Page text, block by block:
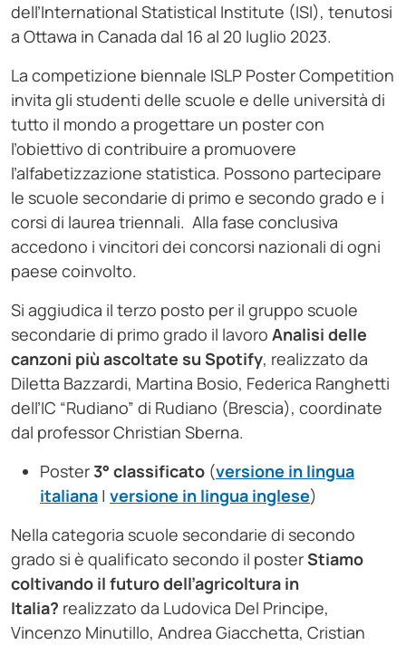
dell’International Statistical Institute (ISI), tenutosi
a Ottawa in Canada dal 16 al 20 luglio 2023.
La competizione biennale ISLP Poster Competition
invita gli studenti delle scuole e delle università di
tutto il mondo a progettare un poster con
l’obiettivo di contribuire a promuovere
l’alfabetizzazione statistica. Possono partecipare
le scuole secondarie di primo e secondo grado e i
corsi di laurea triennali. Alla fase conclusiva
accedono i vincitori dei concorsi nazionali di ogni
paese coinvolto.
Si aggiudica il terzo posto per il gruppo scuole
secondarie di primo grado il lavoro Analisi delle
canzoni più ascoltate su Spotify, realizzato da
Diletta Bazzardi, Martina Bosio, Federica Ranghetti
dell’IC “Rudiano” di Rudiano (Brescia), coordinate
dal professor Christian Sberna.
Poster 3° classificato (versione in lingua
italiana | versione in lingua inglese)
Nella categoria scuole secondarie di secondo
grado si è qualificato secondo il posterStiamo
coltivando il futuro dell’agricoltura in
Italia? realizzato da Ludovica Del Principe,
Vincenzo Minutillo, Andrea Giacchetta, Cristian